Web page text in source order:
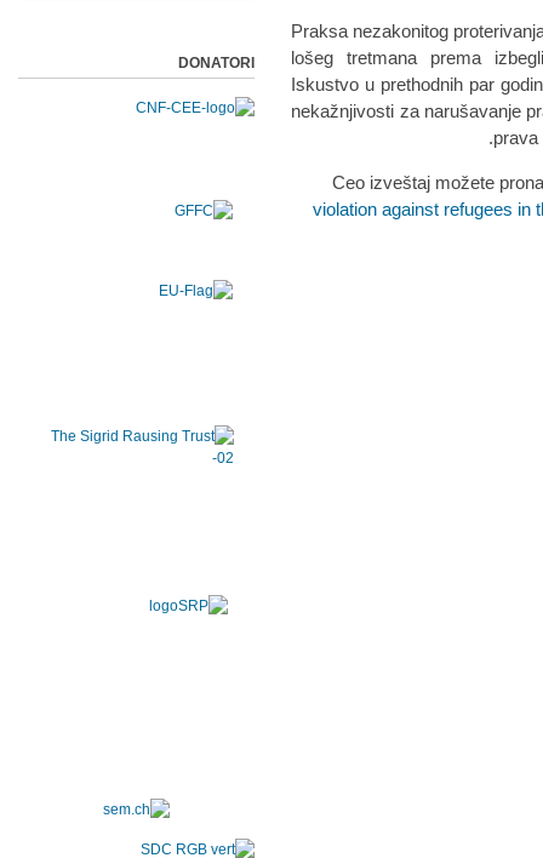
Praksa nezakonitog
lošeg tretmana prema
Iskustvo u prethodnih par
nekažnjivosti za narušavanje
prava
Ceo izveštaj možete
violation against refugees in
DONATORI